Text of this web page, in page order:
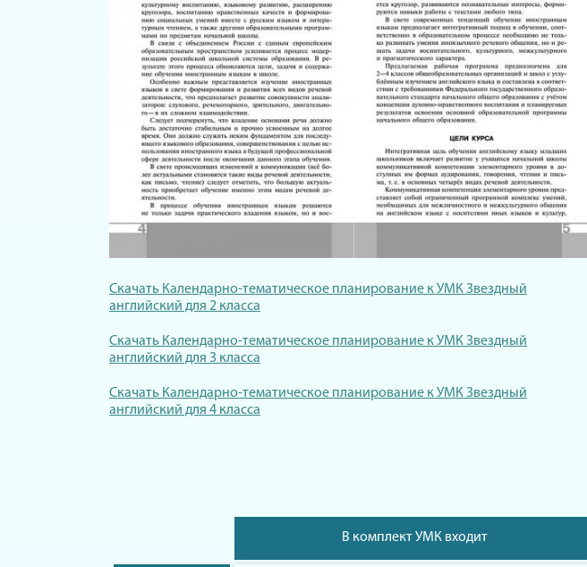
Скачать Календарно-тематическое планирование к УМК Звездный
английский для 2 класса
Скачать Календарно-тематическое планирование к УМК Звездный
английский для 3 класса
Скачать Календарно-тематическое планирование к УМК Звездный
английский для 4 класса
В комплект УМК входит